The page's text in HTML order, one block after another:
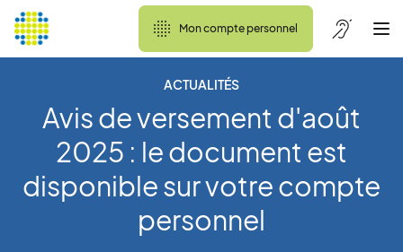
Mon compte personnel
ACTUALITÉS
Avis de versement d'août
2025 : le document est
disponible sur votre compte
personnel